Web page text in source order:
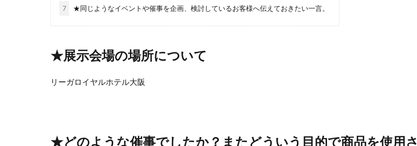
7 ★同じようなイベントや催事を企画、検討しているお客様へ伝えておきたい一言。
★展示会場の場所について
リーガロイヤルホテル大阪
★どのような催事でしたか？またどういう目的で商品を使用さ